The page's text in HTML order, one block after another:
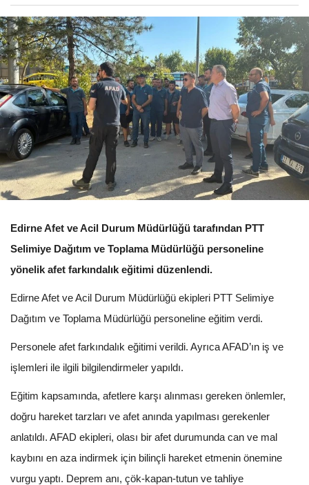
Edirne Afet ve Acil Durum Müdürlüğü tarafından PTT
Selimiye Dağıtım ve Toplama Müdürlüğü personeline
yönelik afet farkındalık eğitimi düzenlendi.
Edirne Afet ve Acil Durum Müdürlüğü ekipleri PTT Selimiye
Dağıtım ve Toplama Müdürlüğü personeline eğitim verdi.
Personele afet farkındalık eğitimi verildi. Ayrıca AFAD’ın iş ve
işlemleri ile ilgili bilgilendirmeler yapıldı.
Eğitim kapsamında, afetlere karşı alınması gereken önlemler,
doğru hareket tarzları ve afet anında yapılması gerekenler
anlatıldı. AFAD ekipleri, olası bir afet durumunda can ve mal
kaybını en aza indirmek için bilinçli hareket etmenin önemine
vurgu yaptı. Deprem anı, çök-kapan-tutun ve tahliye